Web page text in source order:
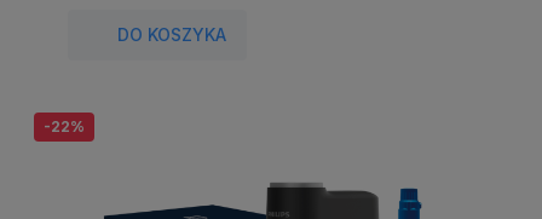
DO KOSZYKA
-22%